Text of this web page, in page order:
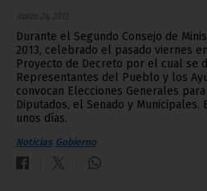
marzo 24, 2013
Durante el Segundo Consejo de
2013, celebrado el pasado viernes
Proyecto de Decreto por el cual se
Representantes del Pueblo y los
convocan Elecciones Generales
Diputados, el Senado y
unos días.
Noticias Gobierno